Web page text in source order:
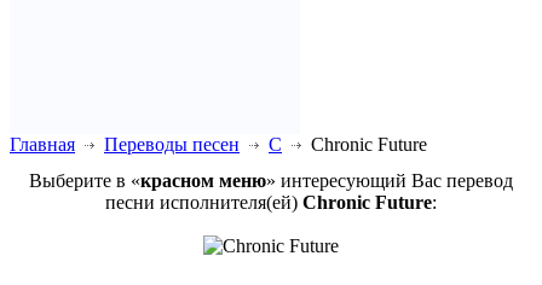
Главная Переводы песен C
Chronic Future
Выберите в «красном меню» интересующий Вас перевод
песни исполнителя(ей) Chronic Future: